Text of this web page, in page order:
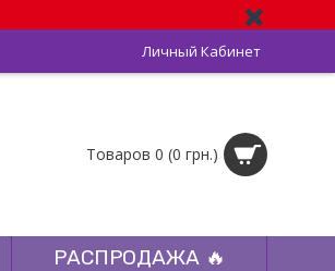
Личный Кабинет
Товаров 0 (0 грн.)
РАСПРОДАЖА 🔥